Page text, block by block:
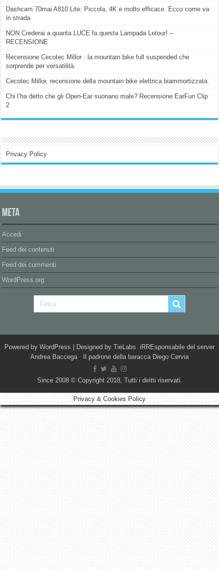
Dashcam 70mai A810 Lite: Piccola, 4K e molto efficace. Ecco come va
in strada
NON Crederai a quanta LUCE fa questa Lampada Letour! –
RECENSIONE
Recensione Cecotec Millor : la mountain bike full suspended che
sorprende per versatilità.
Cecotec Millor, recensione della mountain bike elettrica biammortizzata.
Chi l’ha detto che gli Open-Ear suonano male? Recensione EarFun Clip
2
Privacy Policy
Meta
Accedi
Feed dei contenuti
Feed dei commenti
WordPress.org
Powered by WordPress | Designed by TieLabs iRREsponsabile del server
Andrea Baccega Il padrone della baracca Diego Cervia
Since 2008 © Copyright 2018, Tutti i diritti riservati.
Privacy & Cookies Policy